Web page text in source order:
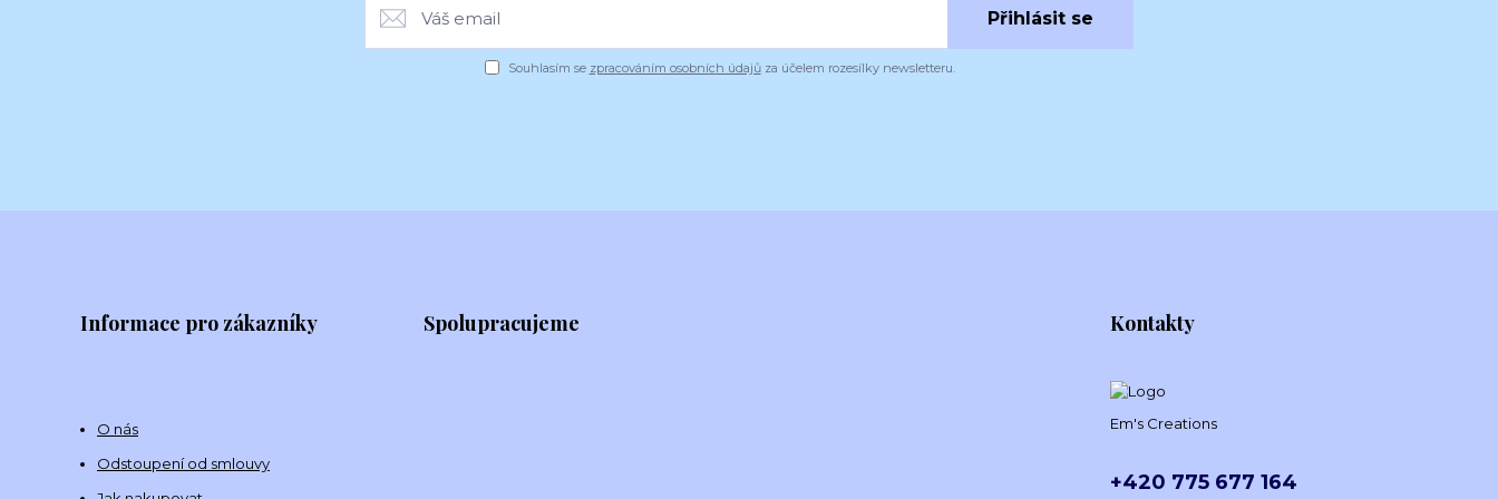
Přihlásit se
Souhlasím se zpracováním osobních údajůza účelem rozesílky newsletteru.
Informace pro zákazníky
O nás
Odstoupení od smlouvy
Spolupracujeme Kontakty
Em's Creations
+420 775 677 164